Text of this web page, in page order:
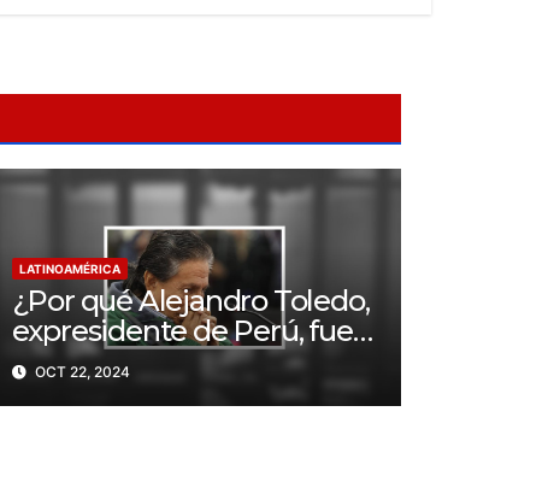
LATINOAMÉRICA
¿Por qué Alejandro Toledo,
expresidente de Perú, fue
condenado a 20 años de
prisión?
OCT 22, 2024